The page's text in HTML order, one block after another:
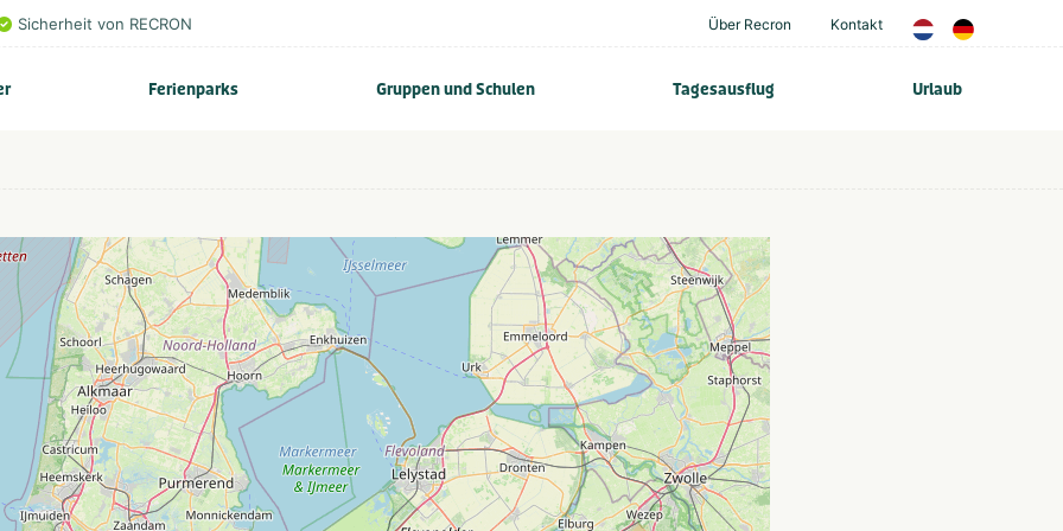
Sicherheit von RECRON Über Recron Kontakt
Ferienparks Gruppen und Schulen Tagesausflug Urlaub